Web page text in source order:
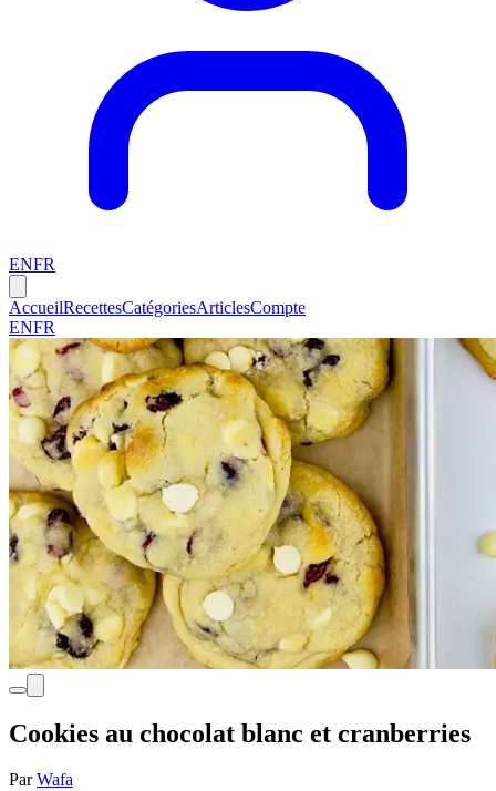
ENFR
AccueilRecettesCatégoriesArticlesCompte
ENFR
Cookies au chocolat blanc et cranberries
ParWafa